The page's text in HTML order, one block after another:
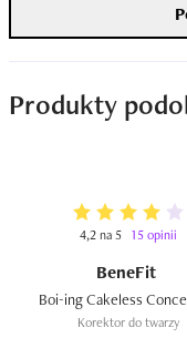
Produkty
4,2 na 5 15 opinii
BeneFit
Korektor do twarzy